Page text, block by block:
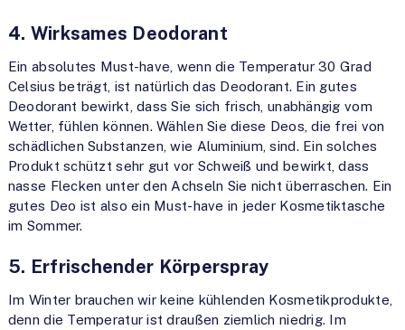
4. Wirksames Deodorant
Ein absolutes Must-have, wenn die Temperatur 30 Grad
Celsius beträgt, ist natürlich das Deodorant. Ein gutes
Deodorant bewirkt, dass Sie sich frisch, unabhängig vom
Wetter, fühlen können. Wählen Sie diese Deos, die frei von
schädlichen Substanzen, wie Aluminium, sind. Ein solches
Produkt schützt sehr gut vor Schweiß und bewirkt, dass
nasse Flecken unter den Achseln Sie nicht überraschen. Ein
gutes Deo ist also ein Must-have in jeder Kosmetiktasche
im Sommer.
5. Erfrischender Körperspray
Im Winter brauchen wir keine kühlenden Kosmetikprodukte,
denn die Temperatur ist draußen ziemlich niedrig. Im